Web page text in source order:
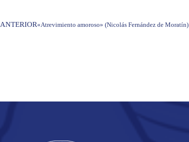
ANTERIOR«Atrevimiento amoroso» (Nicolás Fernández de Moratín)